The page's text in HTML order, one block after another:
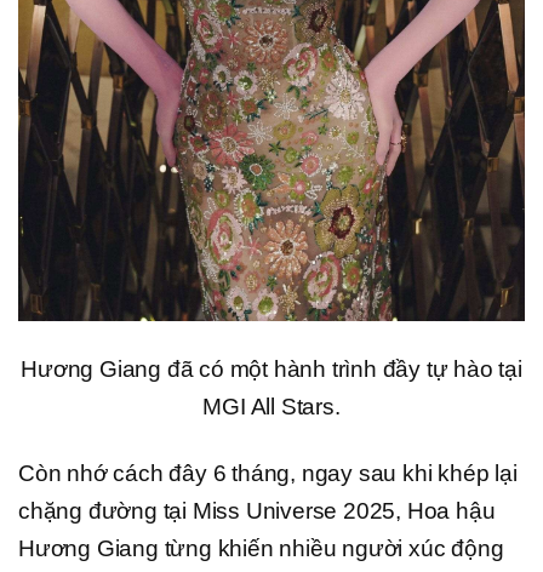
Hương Giang đã có một hành trình đầy tự hào tại
MGI All Stars.
Còn nhớ cách đây 6 tháng, ngay sau khi khép lại
chặng đường tại Miss Universe 2025, Hoa hậu
Hương Giang từng khiến nhiều người xúc động